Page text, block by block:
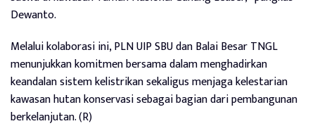
Dewanto.
Melalui kolaborasi ini, PLN UIP SBU dan Balai Besar TNGL
menunjukkan komitmen bersama dalam menghadirkan
keandalan sistem kelistrikan sekaligus menjaga kelestarian
kawasan hutan konservasi sebagai bagian dari pembangunan
berkelanjutan. (R)